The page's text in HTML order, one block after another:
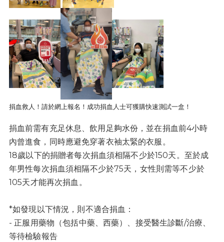
捐血救人！請於網上報名！ 成功捐血人士可獲購快速測試一盒！
捐血前需有充足休息、飲用足夠水份，並在捐血前4小時
內曾進食，同時應避免穿著衣袖太緊的衣服。
18歲以下的捐贈者每次捐血須相隔不少於150天。至於成
年男性每次捐血須相隔不少於75天，女性則需等不少於
105天才能再次捐血。
*如發現以下情況，則不適合捐血：
- 正服用藥物（包括中藥、西藥）、接受醫生診斷/治療、
等待檢驗報告